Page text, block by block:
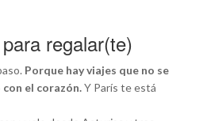
regalar(te)
Porque hay viajes que no se
con el corazón.Y París te está